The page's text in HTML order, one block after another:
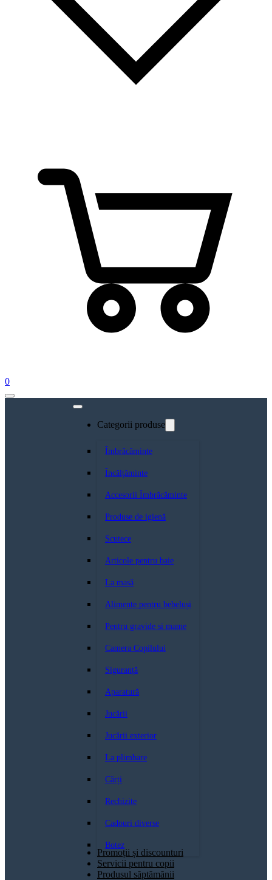
0
Categorii produse
Îmbrăcăminte
Încălțăminte
Accesorii Îmbrăcăminte
Produse de igienă
Scutece
Articole pentru baie
La masă
Alimente pentru bebeluși
Pentru gravide si mame
Camera Copilului
Siguranță
Aparatură
Jucării
Jucării exterior
La plimbare
Cărți
Rechizite
Cadouri diverse
Botez
Promoții și discounturi
Servicii pentru copii
Produsul săptămănii